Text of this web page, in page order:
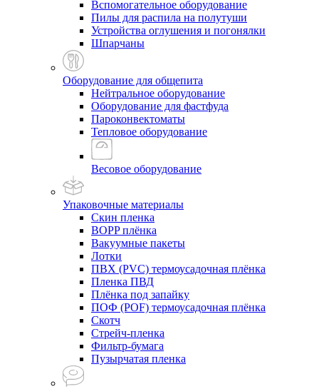
Вспомогательное оборудование
Пилы для распила на полутуши
Устройства оглушения и погонялки
Шпарчаны
Оборудование для общепита
Нейтральное оборудование
Оборудование для фастфуда
Пароконвектоматы
Тепловое оборудование
Весовое оборудование
Упаковочные материалы
Скин пленка
BOPP плёнка
Вакуумные пакеты
Лотки
ПВХ (PVC) термоусадочная плёнка
Пленка ПВД
Плёнка под запайку
ПОФ (POF) термоусадочная плёнка
Скотч
Стрейч-пленка
Фильтр-бумага
Пузырчатая пленка